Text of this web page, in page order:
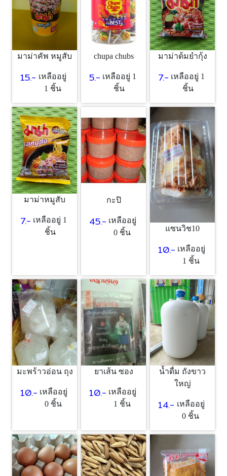
มาม่าคัพ หมูสับ
15.- เหลืออยู่
1 ชิ้น
chupa chubs
5.- เหลืออยู่ 1
ชิ้น
มาม่าต้มยำกุ้ง
7.- เหลืออยู่ 1
ชิ้น
มาม่าหมูสับ
7.- เหลืออยู่ 1
ชิ้น
กะปิ
45.- เหลืออยู่
0 ชิ้น
แซนวิช10
10.- เหลืออยู่
1 ชิ้น
มะพร้าวอ่อน ถุง
10.- เหลืออยู่
0 ชิ้น
ยาเส้น ซอง
10.- เหลืออยู่
1 ชิ้น
น้ำดื่ม ถังขาว
ใหญ่
14.- เหลืออยู่
0 ชิ้น